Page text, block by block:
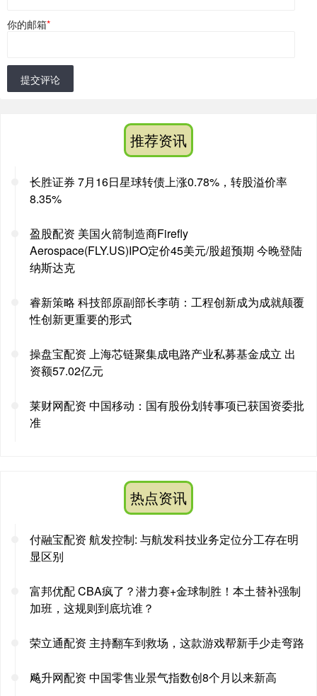
你的邮箱*
提交评论
推荐资讯
长胜证券 7月16日星球转债上涨0.78%，转股溢价率
8.35%
盈股配资 美国火箭制造商Firefly
Aerospace(FLY.US)IPO定价45美元/股超预期 今晚登陆
纳斯达克
睿新策略 科技部原副部长李萌：工程创新成为成就颠覆
性创新更重要的形式
操盘宝配资 上海芯链聚集成电路产业私募基金成立 出
资额57.02亿元
莱财网配资 中国移动：国有股份划转事项已获国资委批
准
热点资讯
付融宝配资 航发控制: 与航发科技业务定位分工存在明
显区别
富邦优配 CBA疯了？潜力赛+金球制胜！本土替补强制
加班，这规则到底坑谁？
荣立通配资 主持翻车到救场，这款游戏帮新手少走弯路
飚升网配资 中国零售业景气指数创8个月以来新高